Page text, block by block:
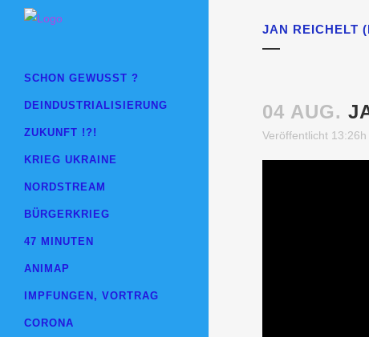
SCHON GEWUSST ?
DEINDUSTRIALISIERUNG
ZUKUNFT !?!
KRIEG UKRAINE
NORDSTREAM
BÜRGERKRIEG
47 MINUTEN
ANIMAP
IMPFUNGEN, VORTRAG
CORONA
JAN REICHELT
04 AUG.
Veröffentlicht 13:26h